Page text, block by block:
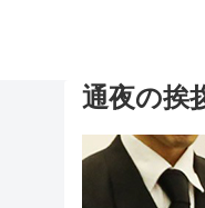
通夜の挨